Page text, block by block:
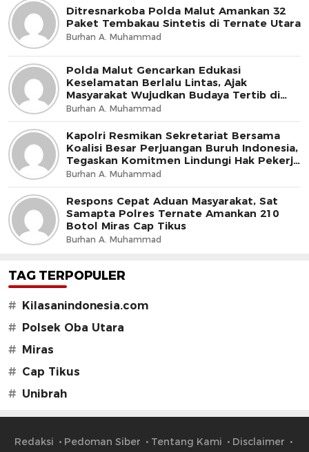
Ditresnarkoba Polda Malut Amankan 32
Paket Tembakau Sintetis di Ternate Utara
Burhan A. Muhammad
Polda Malut Gencarkan Edukasi
Keselamatan Berlalu Lintas, Ajak
Masyarakat Wujudkan Budaya Tertib di
Jalan
Burhan A. Muhammad
Kapolri Resmikan Sekretariat Bersama
Koalisi Besar Perjuangan Buruh Indonesia,
Tegaskan Komitmen Lindungi Hak Pekerja
dan Jaga Iklim Investasi
Burhan A. Muhammad
Respons Cepat Aduan Masyarakat, Sat
Samapta Polres Ternate Amankan 210
Botol Miras Cap Tikus
Burhan A. Muhammad
TAG TERPOPULER
# Kilasanindonesia.com
# Polsek Oba Utara
# Miras
# Cap Tikus
# Unibrah
Redaksi Pedoman Siber Tentang Kami
Disclaimer